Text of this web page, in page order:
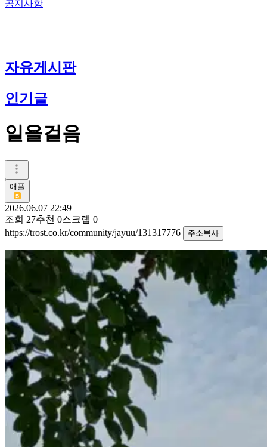
공지사항
자유게시판
인기글
일욜걸음
애플
2026.06.07 22:49
조회 27추천 0스크랩 0
https://trost.co.kr/community/jayuu/131317776
주소복사